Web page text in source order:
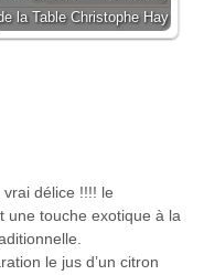
la Table Christophe Hay
délice !!!! le
une touche exotique à la
le jus d’un citron